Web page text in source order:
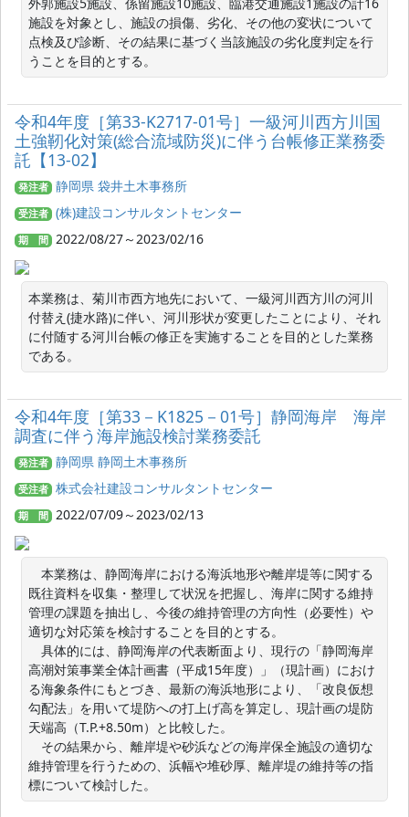
施設を対象とし、施設の損傷、劣化、その他の変状について
点検及び診断、その結果に基づく当該施設の劣化度判定を行
うことを目的とする。
令和4年度［第33-K2717-01号］一級河川西方川国
土強靭化対策(総合流域防災)に伴う台帳修正業務委
託【13-02】
発注者 静岡県 袋井土木事務所
受注者 (株)建設コンサルタントセンター
期 間 2022/08/27～2023/02/16
本業務は、菊川市西方地先において、一級河川西方川の河川
付替え(捷水路)に伴い、河川形状が変更したことにより、それ
に付随する河川台帳の修正を実施することを目的とした業務
である。
令和4年度［第33－K1825－01号］静岡海岸 海岸
調査に伴う海岸施設検討業務委託
発注者 静岡県 静岡土木事務所
受注者 株式会社建設コンサルタントセンター
期 間 2022/07/09～2023/02/13
本業務は、静岡海岸における海浜地形や離岸堤等に関する
既往資料を収集・整理して状況を把握し、海岸に関する維持
管理の課題を抽出し、今後の維持管理の方向性（必要性）や
適切な対応策を検討することを目的とする。
具体的には、静岡海岸の代表断面より、現行の「静岡海岸
高潮対策事業全体計画書（平成15年度）」（現計画）におけ
る海象条件にもとづき、最新の海浜地形により、「改良仮想
勾配法」を用いて堤防への打上げ高を算定し、現計画の堤防
天端高（T.P.+8.50m）と比較した。
その結果から、離岸堤や砂浜などの海岸保全施設の適切な
維持管理を行うための、浜幅や堆砂厚、離岸堤の維持等の指
標について検討した。